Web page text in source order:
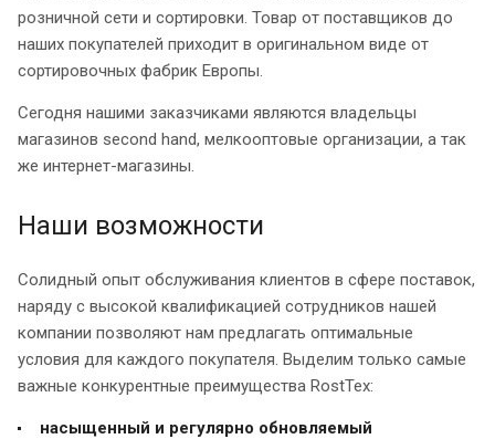
розничной сети и сортировки. Товар от поставщиков до
наших покупателей приходит в оригинальном виде от
сортировочных фабрик Европы.
Сегодня нашими заказчиками являются владельцы
магазинов second hand, мелкооптовые организации, а так
же интернет-магазины.
Наши возможности
Солидный опыт обслуживания клиентов в сфере поставок,
наряду с высокой квалификацией сотрудников нашей
компании позволяют нам предлагать оптимальные
условия для каждого покупателя. Выделим только самые
важные конкурентные преимущества RostTex:
насыщенный и регулярно обновляемый